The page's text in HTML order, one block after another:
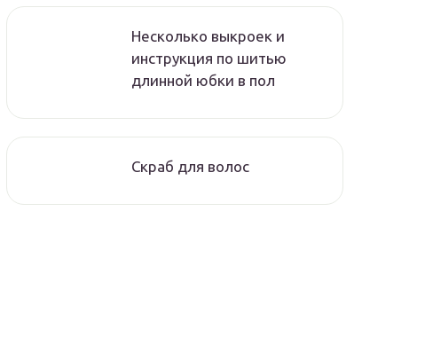
Несколько выкроек и
инструкция по шитью
длинной юбки в пол
Скраб для волос